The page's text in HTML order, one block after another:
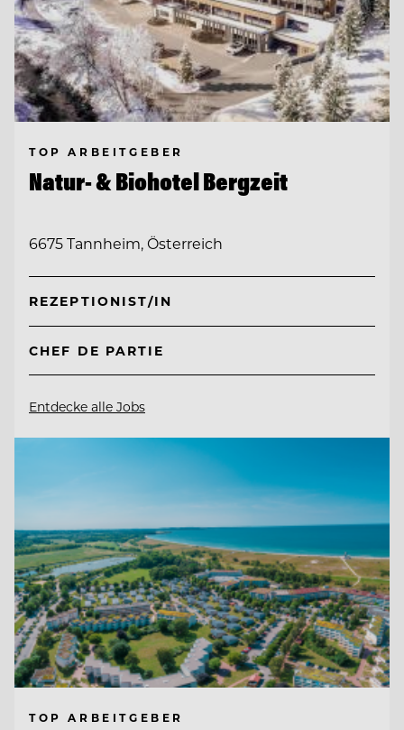
TOP ARBEITGEBER
Natur- & Biohotel Bergzeit
6675 Tannheim, Österreich
REZEPTIONIST/IN
CHEF DE PARTIE
Entdecke alle Jobs
TOP ARBEITGEBER